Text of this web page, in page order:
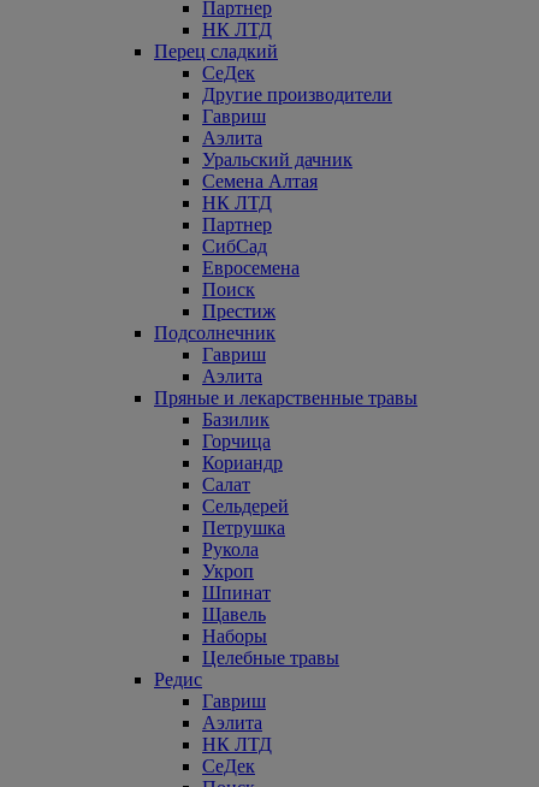
Партнер
НК ЛТД
Перец сладкий
СеДек
Другие производители
Гавриш
Аэлита
Уральский дачник
Семена Алтая
НК ЛТД
Партнер
СибСад
Евросемена
Поиск
Престиж
Подсолнечник
Гавриш
Аэлита
Пряные и лекарственные травы
Базилик
Горчица
Кориандр
Салат
Сельдерей
Петрушка
Рукола
Укроп
Шпинат
Щавель
Наборы
Целебные травы
Редис
Гавриш
Аэлита
НК ЛТД
СеДек